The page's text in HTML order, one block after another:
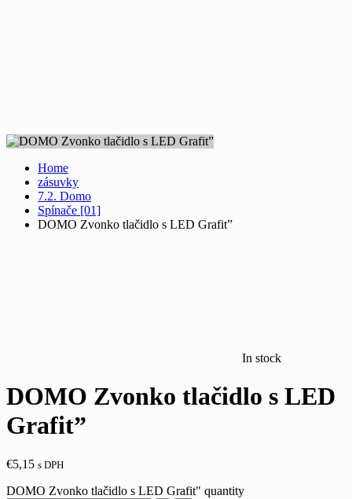
Home
zásuvky
7.2. Domo
Spínače [01]
DOMO Zvonko tlačidlo s LED Grafit”
In stock
DOMO Zvonko tlačidlo s LED
Grafit”
€5,15 s DPH
DOMO Zvonko tlačidlo s LED Grafit" quantity